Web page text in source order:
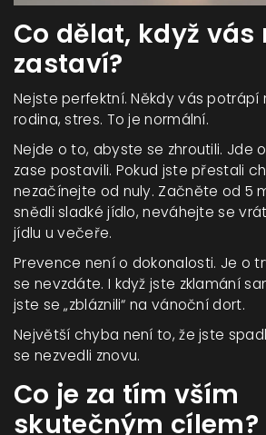
Co dělat, když vás
zastaví?
Nejste perfektní. Někdy vás potrápí
rodina, stres. To je normální.
Nejde o to, abyste se zhroutili. Jde
zase postavili. Pokud jste přestali
nezačínejte od nuly. Začněte od 5
snědli sladké jídlo, neváhejte se
jídlu u večeře.
Prevence není o dokonalosti. Je o
se nevzdáte. I když jste zklamání
jste se „zbláznili“ na vánoční dort.
Největší chyba není to, že jste
se nezvedli znovu.
Co je za tím vším
skutečným cílem?